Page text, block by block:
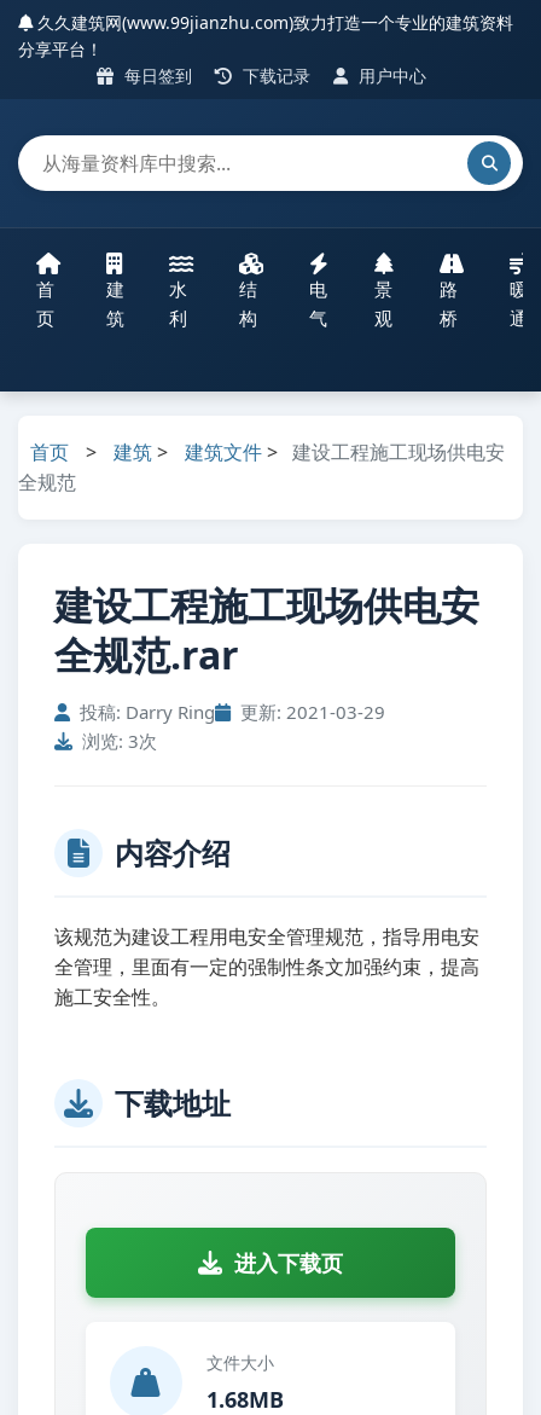
久久建筑网(www.99jianzhu.com)致力打造一个专业的建筑资料
分享平台！
每日签到
下载记录 用户中心
首
页
建
筑
水
利
结
构
电
气
景
观
路
桥
暖
通
首页 > 建筑> 建筑文件> 建设工程施工现场供电安
全规范
建设工程施工现场供电安
全规范.rar
投稿: Darry Ring
更新: 2021-03-29
浏览: 3次
内容介绍
该规范为建设工程用电安全管理规范，指导用电安
全管理，里面有一定的强制性条文加强约束，提高
施工安全性。
下载地址
进入下载页
文件大小
1.68MB